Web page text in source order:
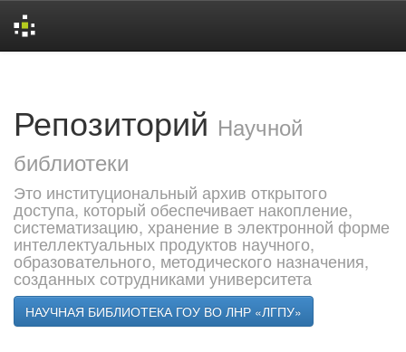
Репозиторий Научной
библиотеки
Это институциональный архив открытого
доступа, который обеспечивает накопление,
систематизацию, хранение в электронной форме
интеллектуальных продуктов научного,
образовательного, методического назначения,
созданных сотрудниками университета
НАУЧНАЯ БИБЛИОТЕКА ГОУ ВО ЛНР «ЛГПУ»